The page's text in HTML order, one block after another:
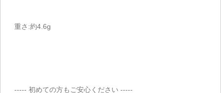
重さ:約4.6g
----- 初めての方もご安心ください -----